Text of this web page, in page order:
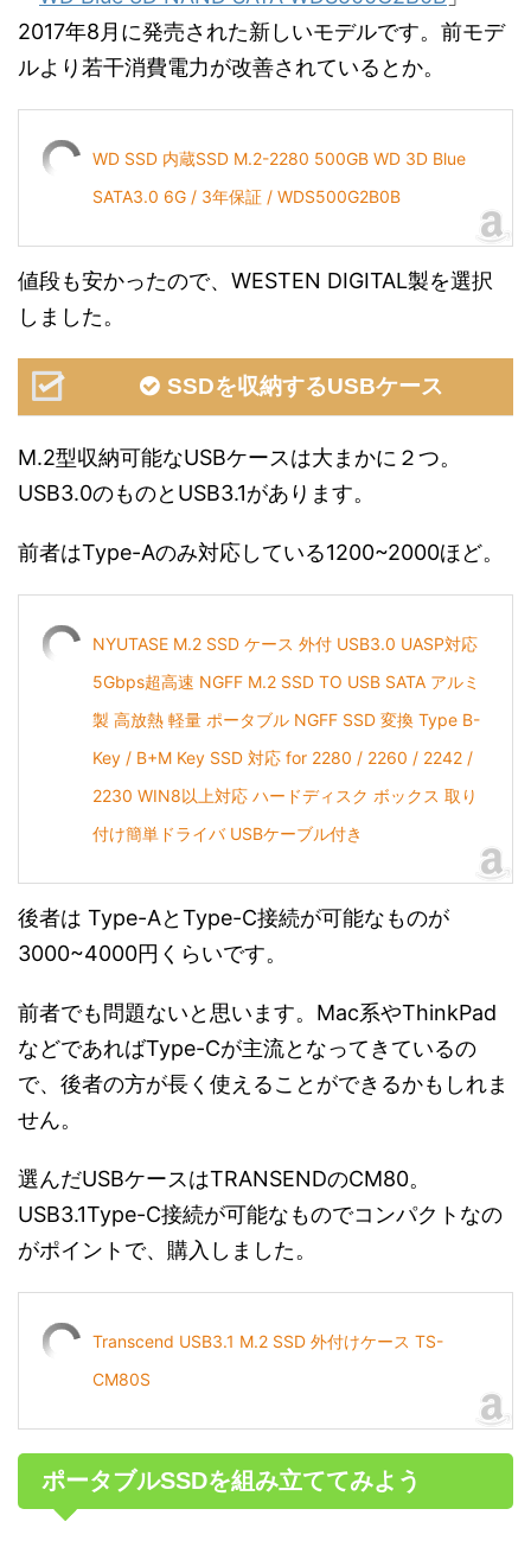
2017年8月に発売された新しいモデルです。前モデ
ルより若干消費電力が改善されているとか。
WD SSD 内蔵SSD M.2-2280 500GB WD 3D Blue
SATA3.0 6G / 3年保証 / WDS500G2B0B
値段も安かったので、WESTEN DIGITAL製を選択
しました。
SSDを収納するUSBケース
M.2型収納可能なUSBケースは大まかに２つ。
USB3.0のものとUSB3.1があります。
前者はType-Aのみ対応している1200~2000ほど。
NYUTASE M.2 SSD ケース 外付 USB3.0 UASP対応
5Gbps超高速 NGFF M.2 SSD TO USB SATA アルミ
製 高放熱 軽量 ポータブル NGFF SSD 変換 Type B-
Key / B+M Key SSD 対応 for 2280 / 2260 / 2242 /
2230 WIN8以上対応 ハードディスク ボックス 取り
付け簡単ドライバ USBケーブル付き
後者は Type-AとType-C接続が可能なものが
3000~4000円くらいです。
前者でも問題ないと思います。Mac系やThinkPad
などであればType-Cが主流となってきているの
で、後者の方が長く使えることができるかもしれま
せん。
選んだUSBケースはTRANSENDのCM80。
USB3.1Type-C接続が可能なものでコンパクトなの
がポイントで、購入しました。
Transcend USB3.1 M.2 SSD 外付けケース TS-
CM80S
ポータブルSSDを組み立ててみよう